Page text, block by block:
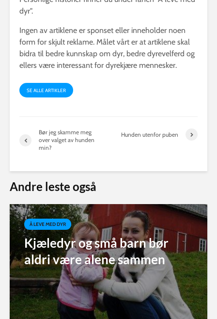
dyr".
Ingen av artiklene er sponset eller inneholder noen
form for skjult reklame. Målet vårt er at artiklene skal
bidra til bedre kunnskap om dyr, bedre dyrevelferd og
ellers være interessant for dyrekjære mennesker.
SE ALLE ARTIKLER
Bør jeg skamme meg
over valget av hunden
min?
Hunden utenfor puben
Andre leste også
Å LEVE MED DYR
Kjæledyr og små barn bør
aldri være alene sammen